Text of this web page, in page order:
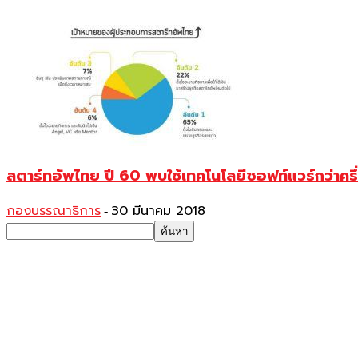
สตาร์ทอัพไทย ปี 60 พบใช้เทคโนโลยีซอฟท์แวร์กว่าค
กองบรรณาธิการ - 30 มีนาคม 2018